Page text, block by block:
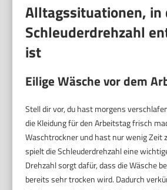
Alltagssituationen, in
Schleuderdrehzahl
ist
Eilige Wäsche vor dem
Stell dir vor, du hast morgens
die Kleidung für den Arbeitstag frisch
Waschtrockner und hast nur wenig Zeit
spielt die Schleuderdrehzahl eine
Drehzahl sorgt dafür, dass die Wäsche
bereits sehr trocken wird. Dadurch